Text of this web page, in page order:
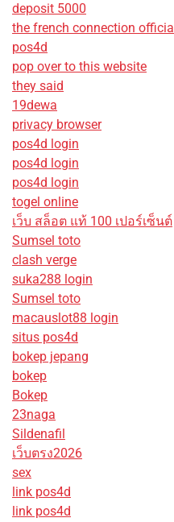
deposit 5000
the french connection official
pos4d
pop over to this website
they said
19dewa
privacy browser
pos4d login
pos4d login
pos4d login
togel online
เว็บ สล็อต แท้ 100 เปอร์เซ็นต์
Sumsel toto
clash verge
suka288 login
Sumsel toto
macauslot88 login
situs pos4d
bokep jepang
bokep
Bokep
23naga
Sildenafil
เว็บตรง2026
sex
link pos4d
link pos4d